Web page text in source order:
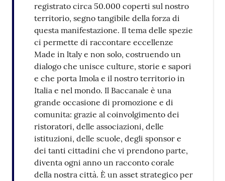
registrato circa 50.000 coperti sul nostro
territorio, segno tangibile della forza di
questa manifestazione. Il tema delle spezie
ci permette di raccontare eccellenze
Made in ltaly e non solo, costruendo un
dialogo che unisce culture, storie e sapori
e che porta Imola e il nostro territorio in
Italia e nel mondo. Il Baccanale è una
grande occasione di promozione e di
comunita: grazie al coinvolgimento dei
ristoratori, delle associazioni, delle
istituzioni, delle scuole, degli sponsor e
dei tanti cittadini che vi prendono parte,
diventa ogni anno un racconto corale
della nostra città. È un asset strategico per